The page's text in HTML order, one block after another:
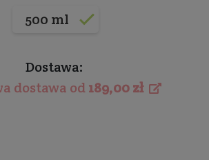
500 ml
Dostawa:
dostawa od189,00 zł